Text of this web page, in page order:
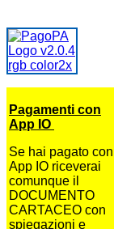
Pagamenti con
App IO
Se hai pagato con
App IO riceverai
comunque il
DOCUMENTO
CARTACEO con
spiegazioni e